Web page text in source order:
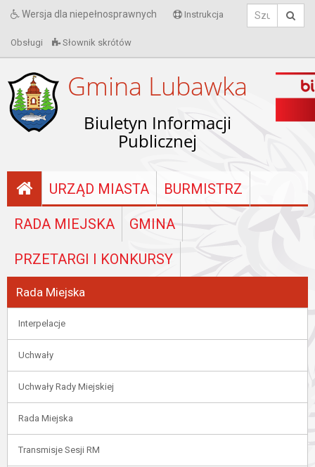
Wersja dla niepełnosprawnych Instrukcja
Obsługi Słownik skrótów
Gmina Lubawka
Biuletyn Informacji
Publicznej
URZĄD MIASTA BURMISTRZ
RADA MIEJSKA GMINA
PRZETARGI I KONKURSY
Rada Miejska
Interpelacje
Uchwały
Uchwały Rady Miejskiej
Rada Miejska
Transmisje Sesji RM